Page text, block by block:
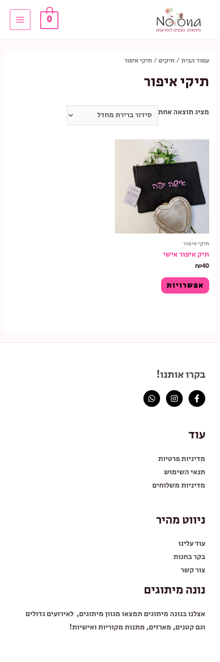
0
עמוד הבית / תיקים / תיקי איפור
תיקי איפור
מציג תוצאה אחת
תיקי איפור
תיק איפור אישי
₪40
אפשרויות
בקרו אותנו!
עוד
מדיניות פרטיות
תנאי השימוש
מדיניות משלוחים
ניווט מהיר
עוד עלינו
בקר בחנות
צור קשר
נונה מיתוגים
אצלנו בנונה מיתוגים תמצאו מגוון מיתוגים, לאירועים גדולים
וגם קטנים, מארזים, מתנות מקוריות ואישיות!